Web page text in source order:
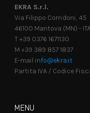
EKRA S.r.l.
Via Filippo Corridoni, 45
46100 Mantova (MN) -
T +39 0376 1671130
M +39 389 857 1837
E-mail info@ekra.it
Partita IVA / Codice
MENU